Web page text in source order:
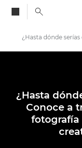
Historias
¿Hasta
Conoce a
fotografía